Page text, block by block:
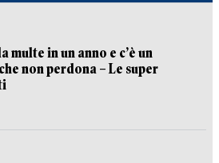
in un anno e c’è un
non perdona – Le super